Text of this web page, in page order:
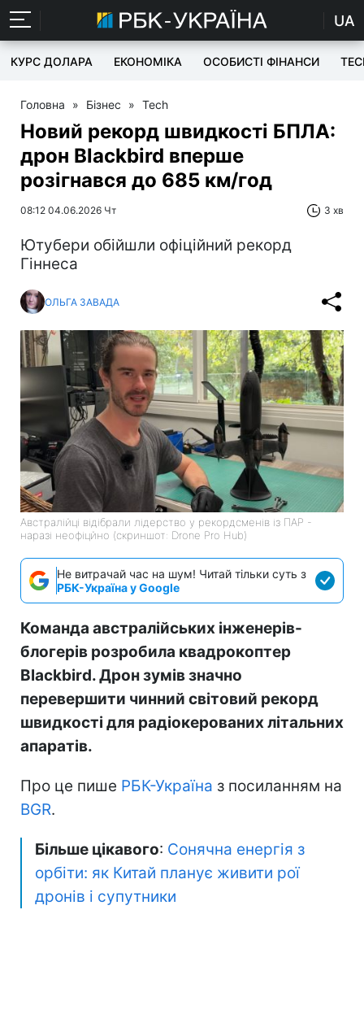
UA
КУРС ДОЛАРА ЕКОНОМІКА ОСОБИСТІ ФІНАНСИ
Головна » Бізнес » Tech
Новий рекорд швидкості БПЛА:
дрон Blackbird вперше
розігнався до 685 км/год
08:12 04.06.2026 Чт 3 хв
Ютубери обійшли офіційний рекорд
Гіннеса
ОЛЬГА ЗАВАДА
Австралійці відібрали лідерство у рекордсменів із ПАР -
наразі неофіцйно (скриншот: Drone Pro Hub)
Не витрачай час на шум! Читай тільки суть з
РБК-Україна у Google
Команда австралійських інженерів-
блогерів розробила квадрокоптер
Blackbird. Дрон зумів значно
перевершити чинний світовий рекорд
швидкості для радіокерованих літальних
апаратів.
Про це пише РБК-Україна з посиланням на
BGR.
Більше цікавого: Сонячна енергія з
орбіти: як Китай планує живити рої
дронів і супутники